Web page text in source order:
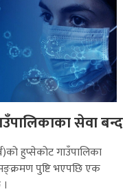
सेवा बन्द
हुप्सेकोट गाउँपालिका
पुष्टि भएपछि एक